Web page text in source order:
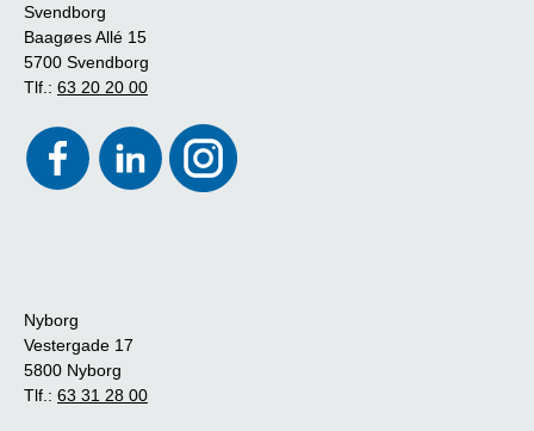
Svendborg
Baagøes Allé 15
5700 Svendborg
Tlf.: 63 20 20 00
Nyborg
Vestergade 17
5800 Nyborg
Tlf.: 63 31 28 00